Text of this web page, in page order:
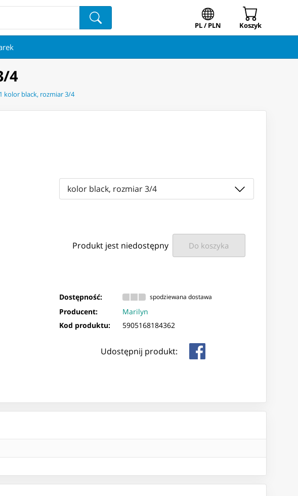
PL / PLN Koszyk
4
kolor black, rozmiar 3/4
kolor black, rozmiar 3/4
Produkt jest niedostępny Do koszyka
Dostępność: spodziewana dostawa
Producent:
Marilyn
Kod produktu:
5905168184362
Udostępnij produkt: